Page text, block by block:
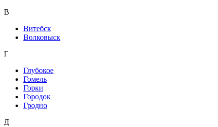
В
Витебск
Волковыск
Г
Глубокое
Гомель
Горки
Городок
Гродно
Д